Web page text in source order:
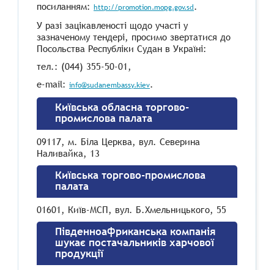
посиланням: http://promotion.mopg.gov.sd.
У разі зацікавленості щодо участі у
зазначеному тендері, просимо звертатися до
Посольства Республіки Судан в Україні:
тел.: (044) 355-50-01,
е-mail: info@sudanembassy.kiev.
Київська обласна торгово-
промислова палата
09117, м. Бiла Церква, вул. Северина
Наливайка, 13
Київська торгово-промислова
палата
01601, Київ-МСП, вул. Б.Хмельницького, 55
Південноафриканська компанія
шукає постачальників харчової
продукції